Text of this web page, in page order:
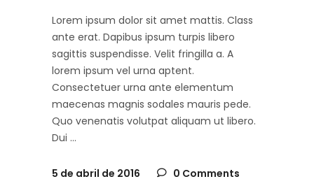
Lorem ipsum dolor sit amet mattis. Class
ante erat. Dapibus ipsum turpis libero
sagittis suspendisse. Velit fringilla a. A
lorem ipsum vel urna aptent.
Consectetuer urna ante elementum
maecenas magnis sodales mauris pede.
Quo venenatis volutpat aliquam ut libero.
Dui
5 de abril de 2016 0 Comments